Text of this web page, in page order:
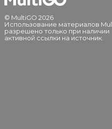
© MultiGO 2026
Использование материалов
разрешено только при наличии
активной ссылки на источник.